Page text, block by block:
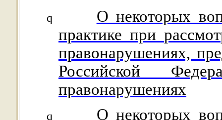
q
О некоторых
практике при
правонарушениях,
Российской
правонарушениях
q О некоторых